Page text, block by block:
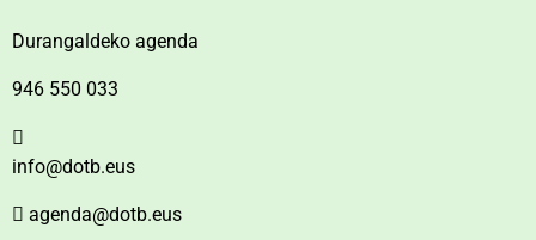
Durangaldeko agenda
946 550 033
info@dotb.eus
agenda@dotb.eus